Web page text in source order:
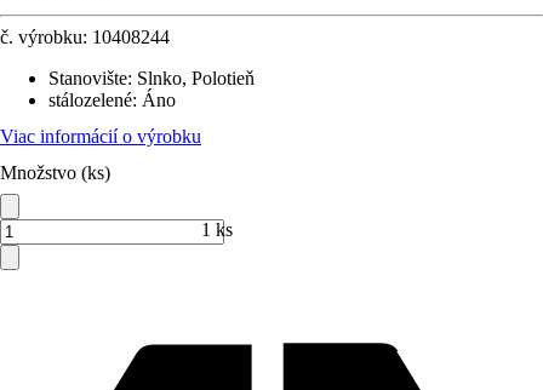
č. výrobku: 10408244
Stanovište: Slnko, Polotieň
stálozelené: Áno
Viac informácií o výrobku
Množstvo (ks)
1 ks